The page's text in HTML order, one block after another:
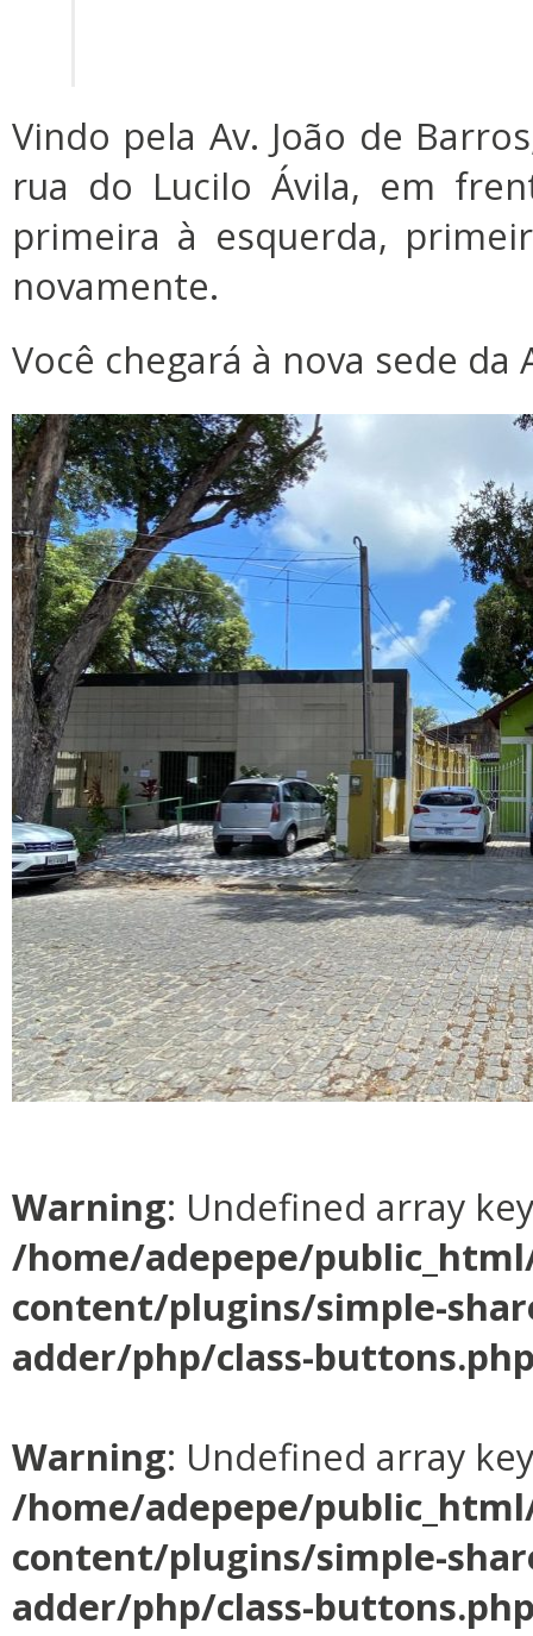
Vindo pela Av. João de
rua do Lucilo Ávila, em
primeira à esquerda,
novamente.
Você chegará à nova sede da
Warning: Undefined array
/home/adepepe/
content/plugins/simple-
adder/php/class-
Warning: Undefined array
/home/adepepe/
content/plugins/simple-
adder/php/class-